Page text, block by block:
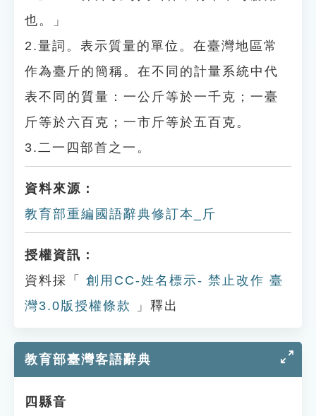
也。」
2.量詞。表示質量的單位。在臺灣地區常
作為臺斤的簡稱。在不同的計量系統中代
表不同的質量：一公斤等於一千克；一臺
斤等於六百克；一市斤等於五百克。
3.二一四部首之一。
資料來源：
教育部重編國語辭典修訂本_斤
授權資訊：
資料採「
創用CC-姓名標示- 禁止改作 臺
灣3.0版授權條款
」釋出
教育部臺灣客語辭典
四縣音